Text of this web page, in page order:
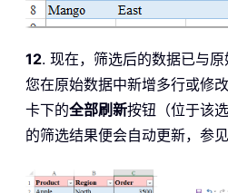
12. 现在，筛选后的数据已与
您在原始数据中新增多行或修
卡下的全部刷新按钮（位于该
的筛选结果便会自动更新，参见